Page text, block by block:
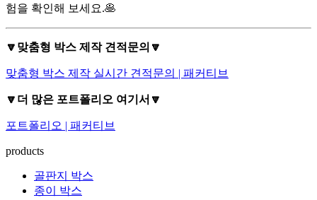
험을 확인해 보세요.🥞
🔽맞춤형 박스 제작 견적문의🔽
맞춤형 박스 제작 실시간 견적문의 | 패커티브
🔽더 많은 포트폴리오 여기서🔽
포트폴리오 | 패커티브
products
골판지 박스
종이 박스